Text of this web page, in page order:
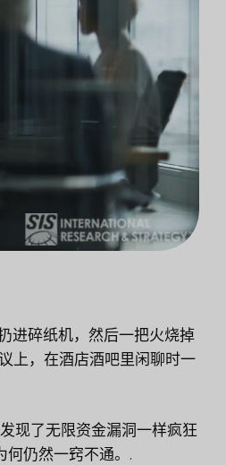
进碎纸机，然后一把火烧掉
上，在酒店酒吧里闲聊时一
现了无限资金漏洞一样疯狂
仍然一窍不通。.